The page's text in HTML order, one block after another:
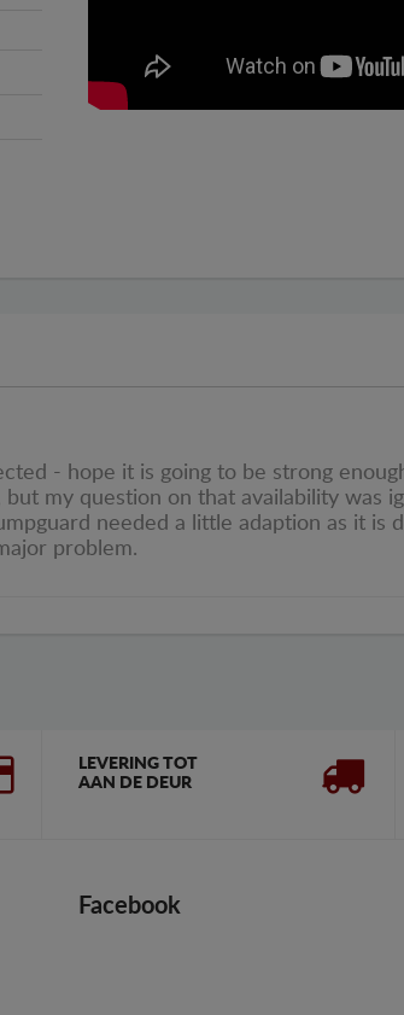
- hope it is going to be strong
my question on that availability was
needed a little adaption as it is
problem.
LEVERING TOT
AAN DE DEUR
Facebook